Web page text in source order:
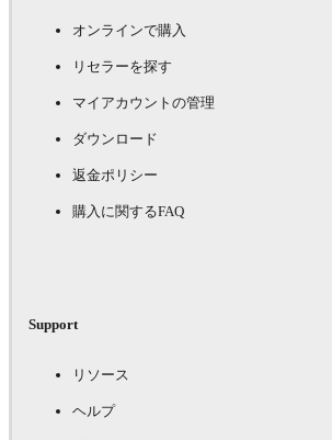
オンラインで購入
リセラーを探す
マイアカウントの管理
ダウンロード
返金ポリシー
購入に関するFAQ
Support
リソース
ヘルプ